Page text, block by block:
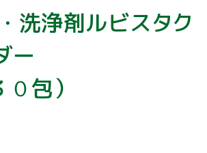
洗浄剤ルビスタク
ー
包）